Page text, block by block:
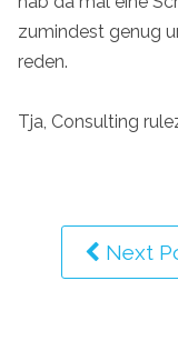
zumindest genug
reden.
Tja, Consulting
Next